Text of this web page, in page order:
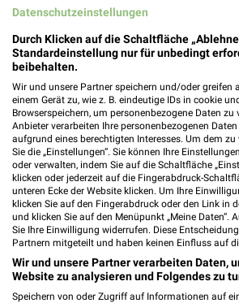
DEICHMANN Bad Wildungen
Breiter Hagen 6
Heute 09:00 - 19:00 Uhr |
333,07 km
RENO Bad Wildungen
Brunnenstraße 59
34537 Bad Wildungen
Heute 09:00 - 18:30 Uhr |
333,08 km • Angebote: 1
Datenschutzeinstellungen
Durch Klicken auf die Schaltfläche
Standardeinstellung nur für unbedingt
beibehalten.
Wir und unsere Partner speichern und/oder greifen
einem Gerät zu, wie z. B. eindeutige IDs in cookie
Browserspeichern, um personenbezogene Daten zu
Anbieter verarbeiten Ihre personenbezogenen
aufgrund eines berechtigten Interesses. Um dem zu
Sie die „Einstellungen“. Sie können Ihre
oder verwalten, indem Sie auf die Schaltfläche
klicken oder jederzeit auf die Fingerabdruck-
unteren Ecke der Website klicken. Um Ihre
klicken Sie auf den Fingerabdruck oder den Link in
und klicken Sie auf den Menüpunkt „Meine Daten“.
Sie Ihre Einwilligung widerrufen. Diese
Partnern mitgeteilt und haben keinen Einfluss auf
Wir und unsere Partner verarbeiten Daten,
Website zu analysieren und Folgendes zu
Speichern von oder Zugriff auf Informationen auf